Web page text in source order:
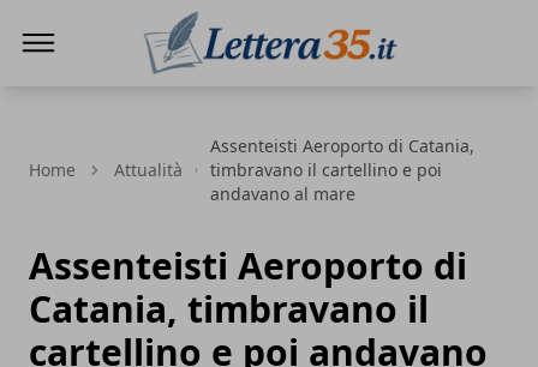
Home Attualità
Assenteisti Aeroporto di Catania,
timbravano il cartellino e poi
andavano al mare
Assenteisti Aeroporto di
Catania, timbravano il
cartellino e poi andavano